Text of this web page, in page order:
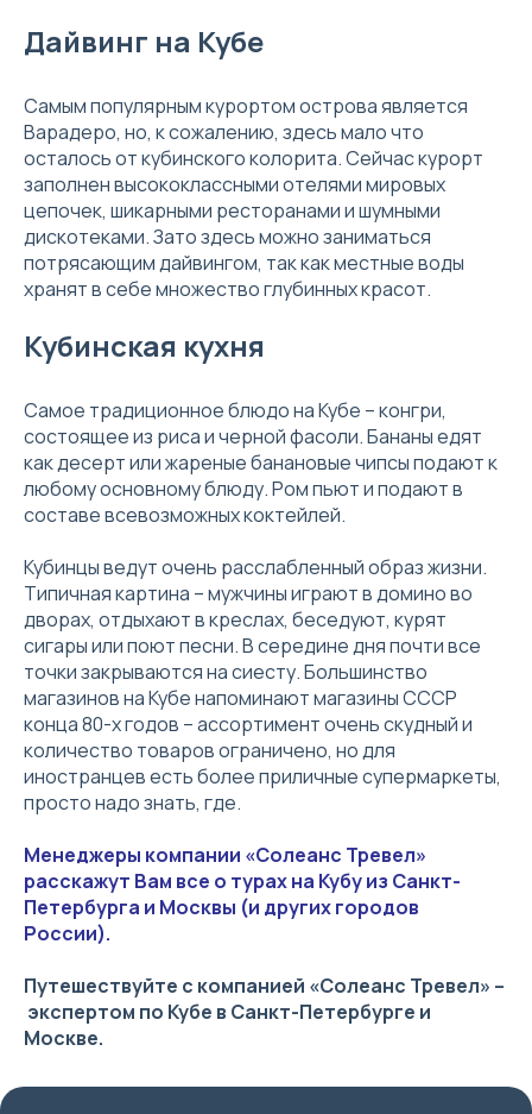
Дайвинг на Кубе
Самым популярным курортом острова является
Варадеро, но, к сожалению, здесь мало что
осталось от кубинского колорита. Сейчас курорт
заполнен высококлассными отелями мировых
цепочек, шикарными ресторанами и шумными
дискотеками. Зато здесь можно заниматься
потрясающим дайвингом, так как местные воды
хранят в себе множество глубинных красот.
Кубинская кухня
Самое традиционное блюдо на Кубе – конгри,
состоящее из риса и черной фасоли. Бананы едят
как десерт или жареные банановые чипсы подают к
любому основному блюду. Ром пьют и подают в
составе всевозможных коктейлей.
Кубинцы ведут очень расслабленный образ жизни.
Типичная картина – мужчины играют в домино во
дворах, отдыхают в креслах, беседуют, курят
сигары или поют песни. В середине дня почти все
точки закрываются на сиесту. Большинство
магазинов на Кубе напоминают магазины СССР
конца 80-х годов – ассортимент очень скудный и
количество товаров ограничено, но для
иностранцев есть более приличные супермаркеты,
просто надо знать, где.
Менеджеры компании «Солеанс Тревел»
расскажут Вам все о турах на Кубу из Санкт-
Петербурга и Москвы (и других городов
России).
Путешествуйте с компанией «Солеанс Тревел» –
экспертом по Кубе в Санкт-Петербурге и
Москве.